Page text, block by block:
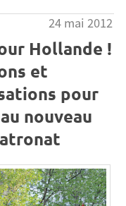
24 mai 2012
Hollande !
et
pour
nouveau